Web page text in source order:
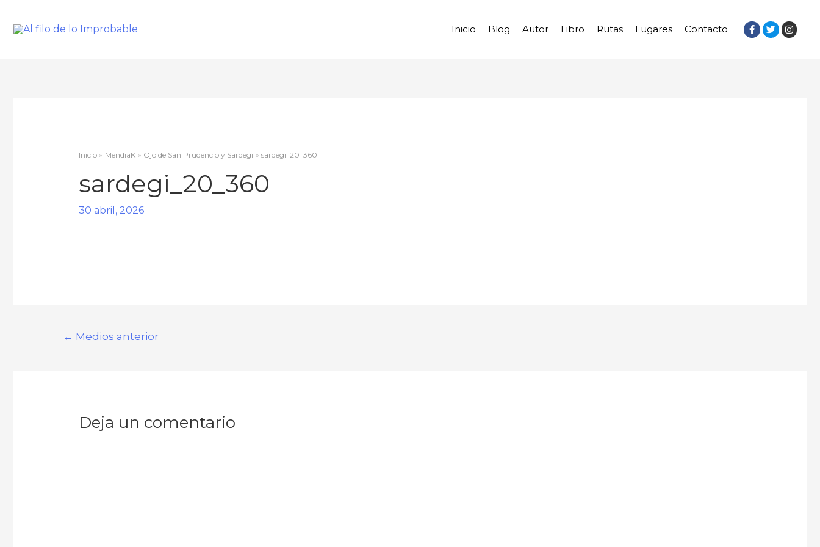
Inicio Blog Autor Libro Rutas Lugares Contacto
Inicio MendiaK Ojo de San Prudencio y Sardegi sardegi_20_360
sardegi_20_360
30 abril, 2026
Navegación
← Medios anterior
Deja un comentario